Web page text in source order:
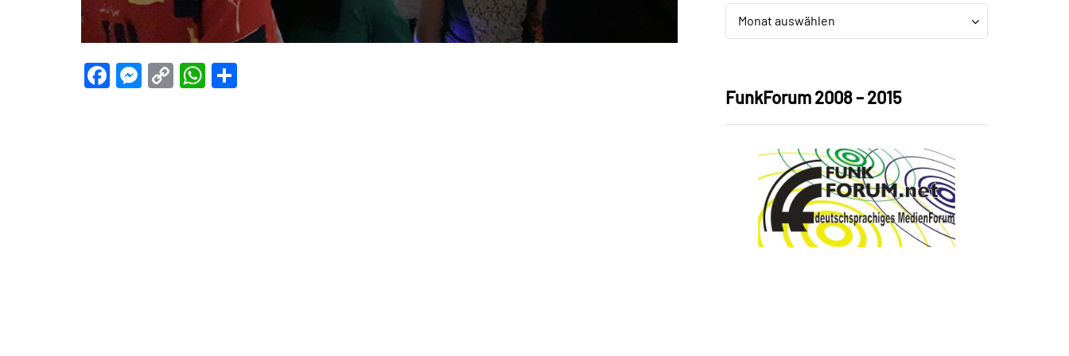
Facebook
Messenger
CopyWhatsApp
Archiv
Monat auswählen
Archiv
FunkForum 2008 – 2015